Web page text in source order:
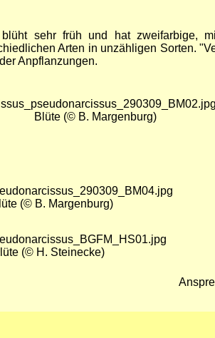
sehr früh und hat zweifarbige,
Arten in unzähligen Sorten.
Anpflanzungen.
Blüte (© B. Margenburg)
(© B. Margenburg)
(© H. Steinecke)